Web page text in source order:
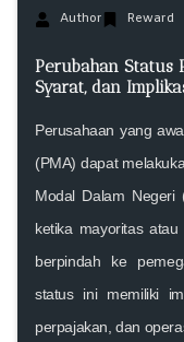
Author Reward
Perubahan Status
Syarat, dan
Perusahaan yang
(PMA) dapat
Modal Dalam Negeri
ketika mayoritas
berpindah ke
status ini memiliki
perpajakan, dan